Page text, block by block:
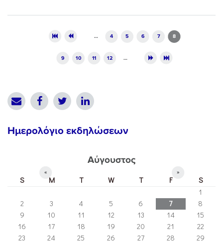
… 4 5 6 7 8
9 10 11 12 …
Ημερολόγιο εκδηλώσεων
Αύγουστος
« »
S M T W T F
S
1
2
3 4 5 6 7
8
9
10 11 12 13 14
15
16
17 18 19 20 21
22
23
24 25 26 27 28
29